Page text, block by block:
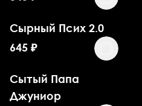
Сырный Псих 2.0
645 ₽
Сытый Папа
Джуниор